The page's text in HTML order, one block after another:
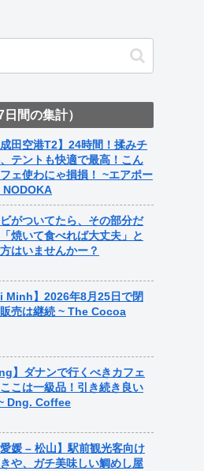
間の集計）
成田空港T2】24時間！揉みチ
テントも快適で最高！こん
ェ使わにゃ損損！ ~エアポー
NODOKA
がついてたら、その部分だ
焼いて食べれば大丈夫」と
はいませんかー？
Minh】2026年8月25日で閉
売は継続 ~ The Cocoa
】ダナンで行くべきカフェ
こは一級品！引き続き良い
Dng. Coffee
愛媛 – 松山】駅前観光客向け
や、ガチ美味しい鯛めし屋